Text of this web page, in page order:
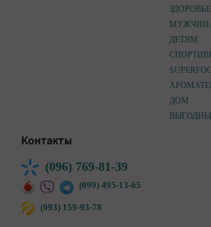
ЗДОРОВЬЕ
ДЕТЯМ
ДОМ
Контакты
(096) 769-81-39
(099) 495-13-65
(093) 159-93-78